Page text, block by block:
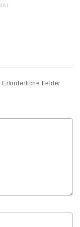
Erforderliche Felder